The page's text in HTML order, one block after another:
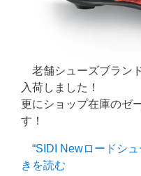
老舗シューズブラン
入荷しました！
更にショップ在庫のゼ
す！
“SIDI Newロードシ
きを読む